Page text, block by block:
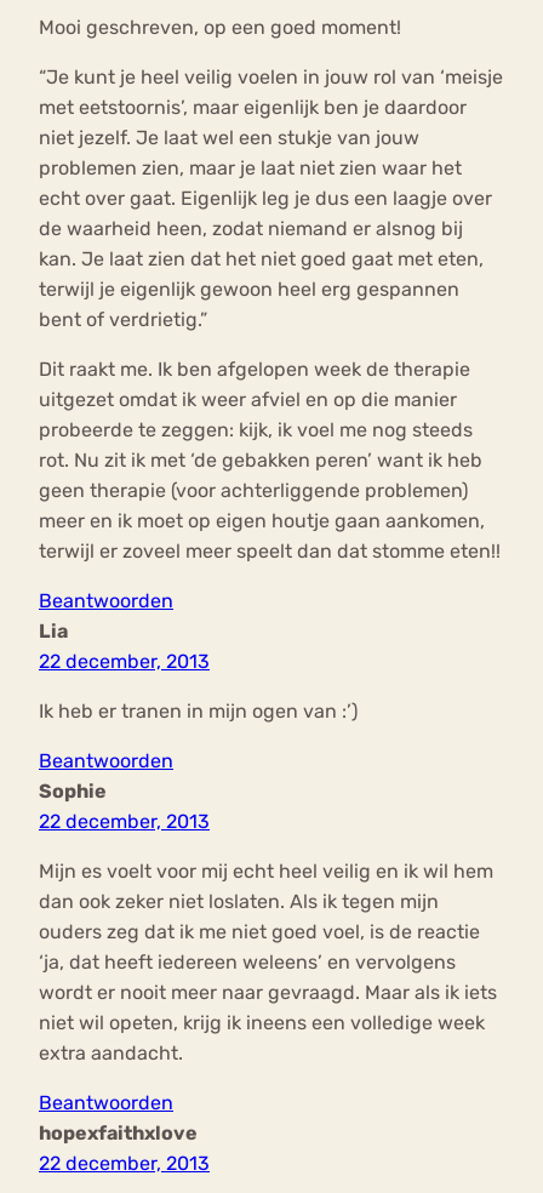
Mooi geschreven, op een goed moment!
“Je kunt je heel veilig voelen in jouw rol van ‘meisje
met eetstoornis’, maar eigenlijk ben je daardoor
niet jezelf. Je laat wel een stukje van jouw
problemen zien, maar je laat niet zien waar het
echt over gaat. Eigenlijk leg je dus een laagje over
de waarheid heen, zodat niemand er alsnog bij
kan. Je laat zien dat het niet goed gaat met eten,
terwijl je eigenlijk gewoon heel erg gespannen
bent of verdrietig.”
Dit raakt me. Ik ben afgelopen week de therapie
uitgezet omdat ik weer afviel en op die manier
probeerde te zeggen: kijk, ik voel me nog steeds
rot. Nu zit ik met ‘de gebakken peren’ want ik heb
geen therapie (voor achterliggende problemen)
meer en ik moet op eigen houtje gaan aankomen,
terwijl er zoveel meer speelt dan dat stomme eten!!
Beantwoorden
Lia
22 december, 2013
Ik heb er tranen in mijn ogen van :’)
Beantwoorden
Sophie
22 december, 2013
Mijn es voelt voor mij echt heel veilig en ik wil hem
dan ook zeker niet loslaten. Als ik tegen mijn
ouders zeg dat ik me niet goed voel, is de reactie
‘ja, dat heeft iedereen weleens’ en vervolgens
wordt er nooit meer naar gevraagd. Maar als ik iets
niet wil opeten, krijg ik ineens een volledige week
extra aandacht.
Beantwoorden
hopexfaithxlove
22 december, 2013